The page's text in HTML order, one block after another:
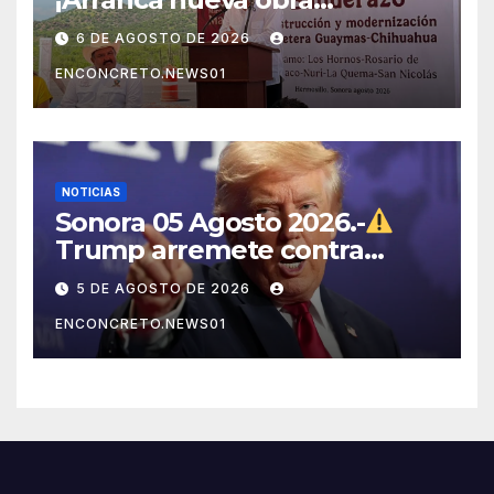
carretera en Sonora!
6 DE AGOSTO DE 2026
ENCONCRETO.NEWS01
NOTICIAS
Sonora 05 Agosto 2026.-
Trump arremete contra
México, Canadá y otras
potencias por supuestos
abusos comerciales
5 DE AGOSTO DE 2026
ENCONCRETO.NEWS01